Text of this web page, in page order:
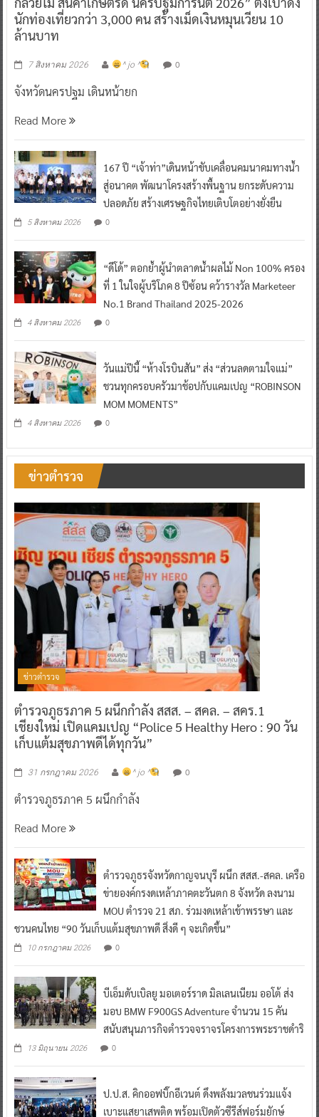
นักท่องเที่ยวกว่า 3,000 คน สร้างเม็ดเงินหมุนเวียน 10
ล้านบาท
7 สิงหาคม 2026 ^ jo ^ 0
จังหวัดนครปฐม เดินหน้ายก
Read More
167 ปี “เจ้าท่า”เดินหน้าขับเคลื่อนคมนาคมทางน้ำ
สู่อนาคต พัฒนาโครงสร้างพื้นฐาน ยกระดับความ
ปลอดภัย สร้างเศรษฐกิจไทยเติบโตอย่างยั่งยืน
5 สิงหาคม 2026 0
“ดีโด้” ตอกย้ำผู้นำตลาดน้ำผลไม้ Non 100% ครอง
ที่ 1 ในใจผู้บริโภค 8 ปีซ้อน คว้ารางวัล Marketeer
No.1 Brand Thailand 2025-2026
4 สิงหาคม 2026 0
วันแม่ปีนี้ “ห้างโรบินสัน” ส่ง “ส่วนลดตามใจแม่”
ชวนทุกครอบครัวมาช้อปกับแคมเปญ “ROBINSON
MOM MOMENTS”
4 สิงหาคม 2026 0
ข่าวตำรวจ
ข่าวตำรวจ
ตำรวจภูธรภาค 5 ผนึกกำลัง สสส. – สคล. – สคร.1
เชียงใหม่ เปิดแคมเปญ “Police 5 Healthy Hero : 90 วัน
เก็บแต้มสุขภาพดีได้ทุกวัน”
31 กรกฎาคม 2026 ^ jo ^ 0
ตำรวจภูธรภาค 5 ผนึกกำลัง
Read More
ตำรวจภูธรจังหวัดกาญจนบุรี ผนึก สสส.-สคล. เครือ
ข่ายองค์กรงดเหล้าภาคตะวันตก 8 จังหวัด ลงนาม
MOU ตำรวจ 21 สภ. ร่วมงดเหล้าเข้าพรรษา และ
ชวนคนไทย “90 วันเก็บแต้มสุขภาพดี สิ่งดี ๆ จะเกิดขึ้น”
10 กรกฎาคม 2026 0
บีเอ็มดับเบิลยู มอเตอร์ราด มิลเลนเนียม ออโต้ ส่ง
มอบ BMW F900GS Adventure จำนวน 15 คัน
สนับสนุนภารกิจตำรวจจราจรโครงการพระราชดำริ
13 มิถุนายน 2026 0
ป.ป.ส. คิกออฟบิ๊กอีเวนต์ ดึงพลังมวลชนร่วมแจ้ง
เบาะแสยาเสพติด พร้อมเปิดตัวซีรีส์ฟอร์มยักษ์